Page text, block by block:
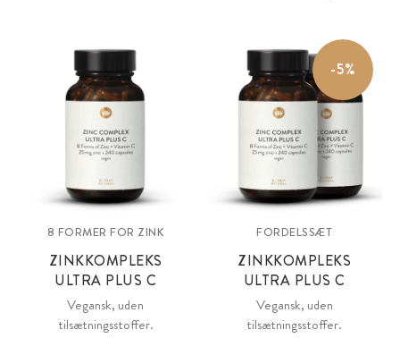
8 FORMER FOR ZINK
ZINKKOMPLEKS
ULTRA PLUS C
Vegansk, uden
tilsætningsstoffer.
-5%
FORDELSSÆT
ZINKKOMPLEKS
ULTRA PLUS C
Vegansk, uden
tilsætningsstoffer.